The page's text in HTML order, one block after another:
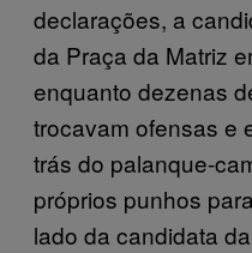
declarações, a
da Praça da Matriz
enquanto dezenas
trocavam ofensas e
trás do palanque-
próprios punhos
lado da candidata